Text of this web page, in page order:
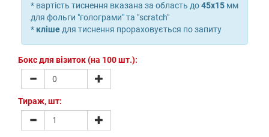
* вартість тиснення вказана за область до45х15 мм
для фольги "голограми" та "scratch"
* кліше для тиснення прораховується по запиту
Бокс для візиток (на 100 шт.):
Тираж, шт: